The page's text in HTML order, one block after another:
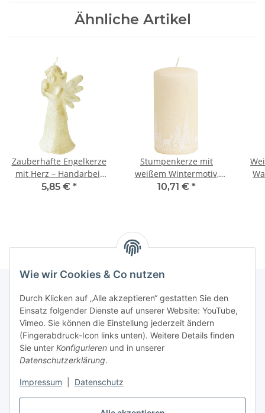
Wie wir Cookies & Co nutzen
Durch Klicken auf „Alle akzeptieren“ gestatten Sie den
Einsatz folgender Dienste auf unserer Website: YouTube,
Vimeo. Sie können die Einstellung jederzeit ändern
(Fingerabdruck-Icon links unten). Weitere Details finden
Sie unter Konfigurieren und in unserer
Datenschutzerklärung.
Impressum Datenschutz
Ähnliche Artikel
Zauberhafte Engelkerze
mit Herz – Handarbeit
für dein Fest
5,85 € *
Stumpenkerze mit
weißem Wintermotiv,
Kranz- und
10,71 € *
Informationen
Gesetzliche Informationen